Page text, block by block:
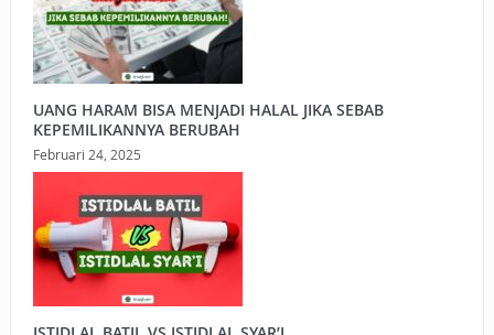
UANG HARAM BISA MENJADI HALAL JIKA SEBAB
KEPEMILIKANNYA BERUBAH
Februari 24, 2025